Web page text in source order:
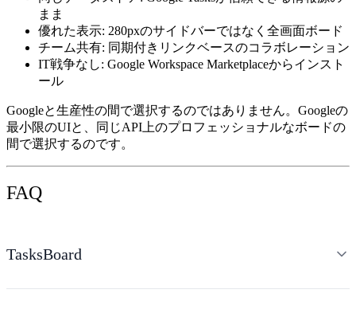
まま
優れた表示: 280pxのサイドバーではなく全画面ボード
チーム共有: 同期付きリンクベースのコラボレーション
IT戦争なし: Google Workspace Marketplaceからインスト
ール
Googleと生産性の間で選択するのではありません。Googleの
最小限のUIと、同じAPI上のプロフェッショナルなボードの
間で選択するのです。
FAQ
TasksBoard